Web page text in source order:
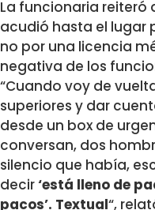
La funcionaria reiteró
acudió hasta el lugar
no por una licencia
negativa de los
“Cuando voy de
superiores y dar
desde un box de
conversan, dos
silencio que había,
decir‘está lleno de
pacos’. Textual“,